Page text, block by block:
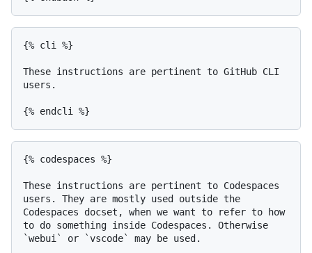
{% cli %}
These instructions are pertinent to GitHub CLI
users.
{% codespaces %}
These instructions are pertinent to Codespaces
users. They are mostly used outside the
Codespaces docset, when we want to refer to how
to do something inside Codespaces. Otherwise
`webui` or `vscode` may be used.